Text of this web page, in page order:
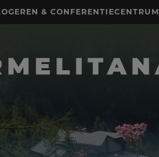
& CONFERENTIECENTRUM